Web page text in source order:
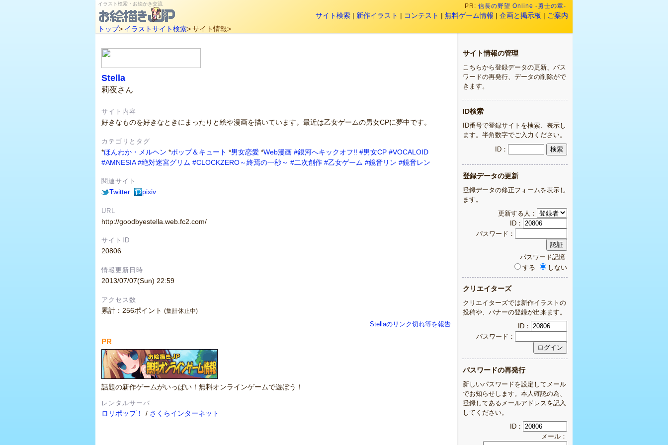
イラスト検索・お絵かき交流 PR: 信長の野望 Online -勇士の章-
サイト検索 | 新作イラスト | コンテスト | 無料ゲーム情報 | 企画と掲示板 | ご案内
トップ> イラストサイト検索>サイト情報>
Stella
莉夜さん
サイト内容
好きなものを好きなときにまったりと絵や漫画を描いています。最近は乙女ゲームの男女CPに夢中です。
カテゴリとタグ
*ほんわか・メルヘン *ポップ＆キュート *男女恋愛 *Web漫画 #銀河へキックオフ!! #男女CP #VOCALOID
#AMNESIA #絶対迷宮グリム #CLOCKZERO～終焉の一秒～ #二次創作 #乙女ゲーム #鏡音リン #鏡音レン
関連サイト
Twitter pixiv
URL
http://goodbyestella.web.fc2.com/
サイトID
20806
情報更新日時
2013/07/07(Sun) 22:59
アクセス数
累計：256ポイント (集計休止中)
Stellaのリンク切れ等を報告
PR
話題の新作ゲームがいっぱい！無料オンラインゲームで遊ぼう！
レンタルサーバ
ロリポップ！ / さくらインターネット
サイト情報の管理
こちらから登録データの更新、パス
ワードの再発行、データの削除がで
きます。
ID検索
ID番号で登録サイトを検索、表示し
ます。半角数字でご入力ください。
ID：
登録データの更新
登録データの修正フォームを表示し
ます。
更新する人：
ID：
パスワード：
パスワード記憶:
する
しない
クリエイターズ
クリエイターズでは新作イラストの
投稿や、バナーの登録が出来ます。
ID：
パスワード：
パスワードの再発行
新しいパスワードを設定してメール
でお知らせします。本人確認の為、
登録してあるメールアドレスを記入
してください。
ID：
メール：